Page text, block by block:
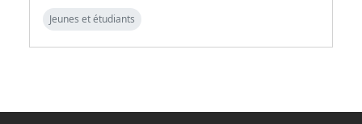
Jeunes et étudiants